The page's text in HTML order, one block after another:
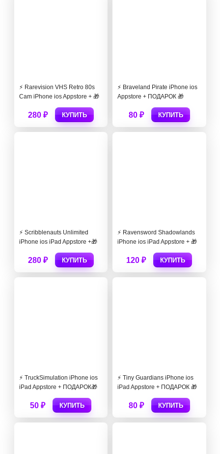
⚡ Rarevision VHS Retro 80s
Cam iPhone ios Appstore + 🎁
280 ₽ КУПИТЬ
⚡️ Braveland Pirate iPhone ios
Appstore + ПОДАРОК 🎁
80 ₽ КУПИТЬ
⚡️ Scribblenauts Unlimited
iPhone ios iPad Appstore +🎁
280 ₽ КУПИТЬ
⚡️ Ravensword Shadowlands
iPhone ios iPad Appstore + 🎁
120 ₽ КУПИТЬ
⚡️ TruckSimulation iPhone ios
iPad Appstore + ПОДАРОК🎁
50 ₽ КУПИТЬ
⚡️ Tiny Guardians iPhone ios
iPad Appstore + ПОДАРОК 🎁
80 ₽ КУПИТЬ